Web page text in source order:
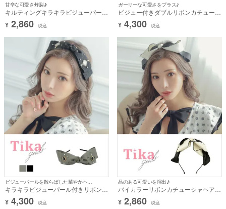
甘辛な可愛さ炸裂♪
キルティングキラキラビジューパール
付きリボンカチューシャヘアアクセサ
リー
¥ 2,860 税込
ガーリーな可愛さをプラス♪
ビジュー付きダブルリボンカチューシ
ャヘアアクセサリー
¥ 4,300 税込
ビジューパールを散らばした華やかヘアアクセ♪
キラキラビジューパール付きリボンカ
チューシャヘアアクセサリー
¥ 4,300 税込
品のある可愛いを演出♪
バイカラーリボンカチューシャヘアア
クセサリー
¥ 2,860 税込